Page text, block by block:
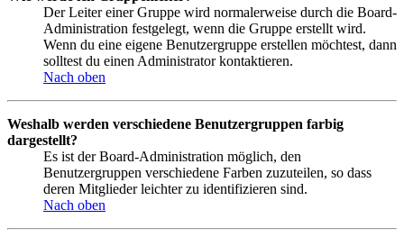
Der Leiter einer Gruppe wird normalerweise durch die Board-
Administration festgelegt, wenn die Gruppe erstellt wird.
Wenn du eine eigene Benutzergruppe erstellen möchtest, dann
solltest du einen Administrator kontaktieren.
Nach oben
Weshalb werden verschiedene Benutzergruppen farbig
dargestellt?
Es ist der Board-Administration möglich, den
Benutzergruppen verschiedene Farben zuzuteilen, so dass
deren Mitglieder leichter zu identifizieren sind.
Nach oben